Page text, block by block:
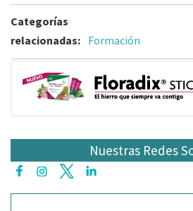
Categorías
relacionadas: Formación
Nuestras Redes